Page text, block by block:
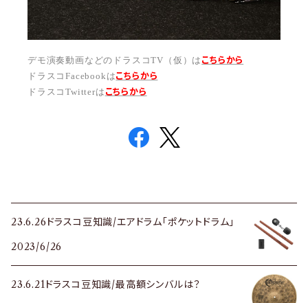
デモ演奏動画などのドラスコTV（仮）は こちらから
ドラスコFacebookはこちらから
ドラスコTwitterは こちらから
23.6.26ドラスコ豆知識/エアドラム「ポケットドラム」
2023/6/26
23.6.21ドラスコ豆知識/最高額シンバルは？